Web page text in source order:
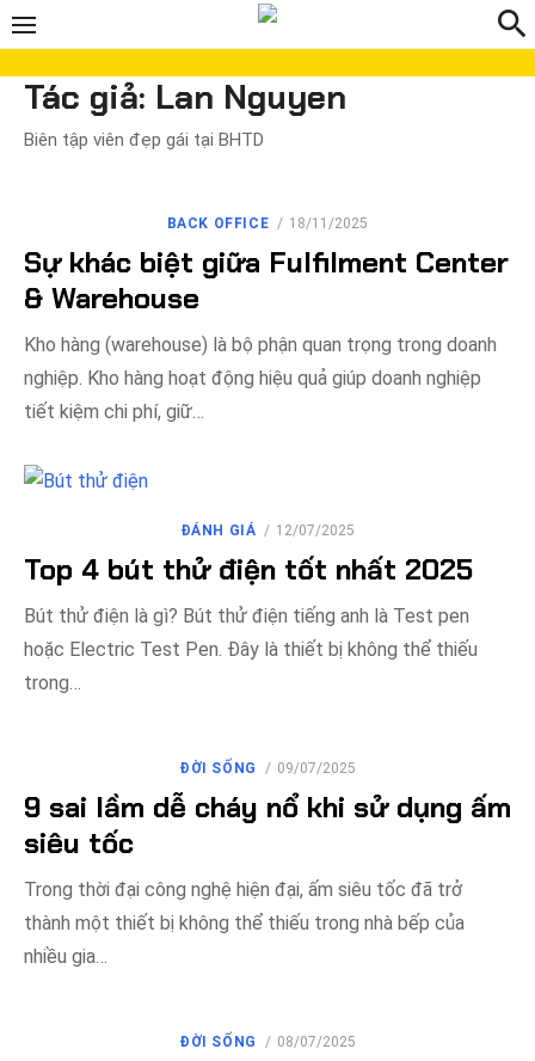
Chuyển
tới
phần
dung
Tác giả: Lan Nguyen
Biên tập viên đẹp gái tại BHTD
BACK OFFICE
ĐĂNG
18/11/2025
Sự khác biệt giữa Fulfilment Center
& Warehouse
Kho hàng (warehouse) là bộ phận quan trọng trong doanh
nghiệp. Kho hàng hoạt động hiệu quả giúp doanh nghiệp
tiết kiệm chi phí, giữ…
ĐÁNH GIÁ
ĐĂNG
12/07/2025
Top 4 bút thử điện tốt nhất 2025
Bút thử điện là gì? Bút thử điện tiếng anh là Test pen
hoặc Electric Test Pen. Đây là thiết bị không thể thiếu
trong…
ĐỜI SỐNG
ĐĂNG
09/07/2025
9 sai lầm dễ cháy nổ khi sử dụng ấm
siêu tốc
Trong thời đại công nghệ hiện đại, ấm siêu tốc đã trở
thành một thiết bị không thể thiếu trong nhà bếp của
nhiều gia…
ĐỜI SỐNG
ĐĂNG
08/07/2025